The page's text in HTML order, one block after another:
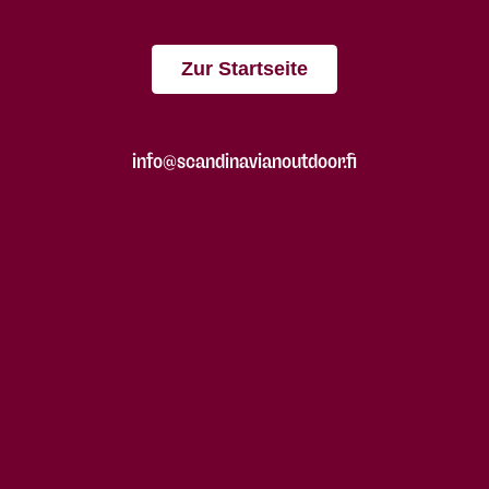
Zur Startseite
info@scandinavianoutdoor.fi